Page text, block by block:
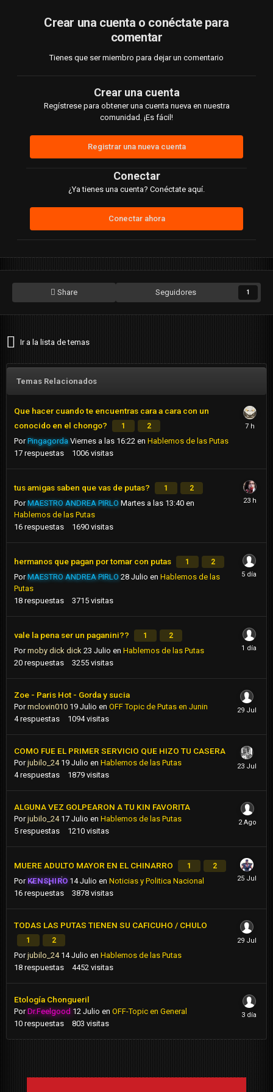
Crear una cuenta o conéctate para
comentar
Tienes que ser miembro para dejar un comentario
Crear una cuenta
Regístrese para obtener una cuenta nueva en nuestra
comunidad. ¡Es fácil!
Registrar una nueva cuenta
Conectar
¿Ya tienes una cuenta? Conéctate aquí.
Conectar ahora
Share Seguidores 1
Ir a la lista de temas
Temas Relacionados
Que hacer cuando te encuentras cara a cara con un
conocido en el chongo?
1 2
PorPingagorda Viernes a las 16:22 en Hablemos de las Putas
17 respuestas 1006 visitas
tus amigas saben que vas de putas? 1 2
PorMAESTRO ANDREA PIRLO Martes a las 13:40 en
Hablemos de las Putas
16 respuestas 1690 visitas
hermanos que pagan por tomar con putas 1 2
PorMAESTRO ANDREA PIRLO 28 Julio en Hablemos de las
Putas
18 respuestas 3715 visitas
vale la pena ser un paganini?? 1 2
Pormoby dick dick 23 Julio en Hablemos de las Putas
20 respuestas 3255 visitas
Zoe - Paris Hot - Gorda y sucia
Pormclovin010 19 Julio en OFF Topic de Putas en Junin
4 respuestas 1094 visitas
COMO FUE EL PRIMER SERVICIO QUE HIZO TU CASERA
Porjubilo_24 19 Julio en Hablemos de las Putas
4 respuestas 1879 visitas
ALGUNA VEZ GOLPEARON A TU KIN FAVORITA
Porjubilo_24 17 Julio en Hablemos de las Putas
5 respuestas 1210 visitas
MUERE ADULTO MAYOR EN EL CHINARRO 1 2
Por KENSHIRO 14 Julio enNoticias y Politica Nacional
16 respuestas 3878 visitas
TODAS LAS PUTAS TIENEN SU CAFICUHO / CHULO
1 2
Porjubilo_24 14 Julio en Hablemos de las Putas
18 respuestas 4452 visitas
Etología Chongueril
PorDr.Feelgood 12 Julio en OFF-Topic en General
10 respuestas 803 visitas